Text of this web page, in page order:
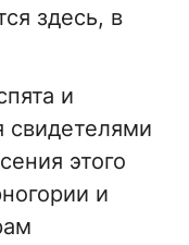
здесь, в
и
свидетелями
этого
и